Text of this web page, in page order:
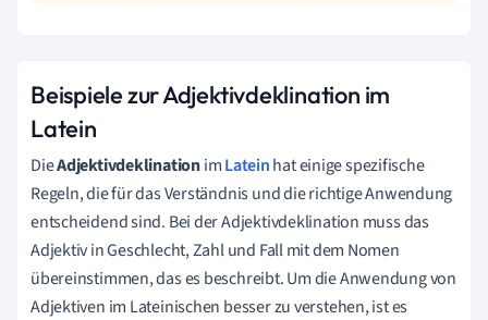
Beispiele zur Adjektivdeklination im
Latein
DieAdjektivdeklinationimLateinhat einige spezifische
Regeln, die für das Verständnis und die richtige Anwendung
entscheidend sind. Bei der Adjektivdeklination muss das
Adjektiv in Geschlecht, Zahl und Fall mit dem Nomen
übereinstimmen, das es beschreibt. Um die Anwendung von
Adjektiven im Lateinischen besser zu verstehen, ist es